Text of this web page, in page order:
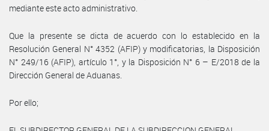
mediante este acto administrativo.
Que la presente se dicta de acuerdo con lo establecido en la
Resolución General N° 4352 (AFIP) y modificatorias, la Disposición
N° 249/16 (AFIP), artículo 1°, y la Disposición N° 6 – E/2018 de la
Dirección General de Aduanas.
Por ello;